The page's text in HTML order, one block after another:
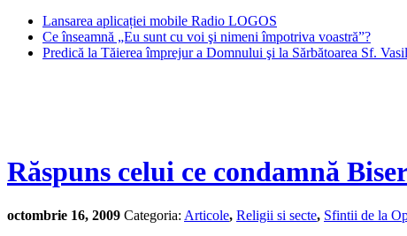
Lansarea aplicației mobile Radio LOGOS
Ce înseamnă „Eu sunt cu voi şi nimeni împotriva voastră”?
Predică la Tăierea împrejur a Domnului şi la Sărbătoarea Sf.
Răspuns celui ce condamnă
octombrie 16, 2009 Categoria: Articole, Religii si secte, Sfintii de la